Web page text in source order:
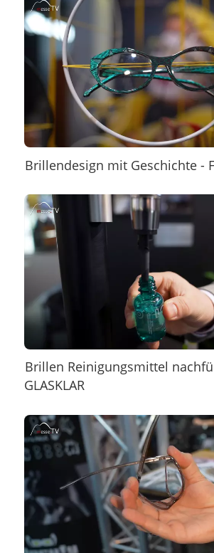
Brillendesign mit Geschichte -
Brillen Reinigungsmittel
GLASKLAR